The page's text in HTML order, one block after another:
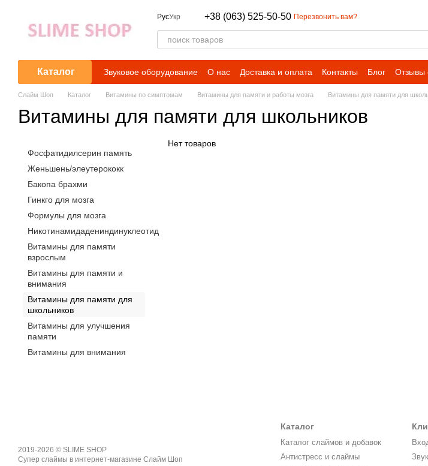
РусУкр +38 (063) 525-50-50 Перезвонить вам?
Каталог Звуковое оборудование О нас Доставка и оплата Контакты Блог Отзывы
Слайм Шоп Каталог Витамины по симптомам Витамины для памяти и работы мозга Витамины для памяти для
Витамины для памяти для школьников
Нет товаров
Фосфатидилсерин память
Женьшень/элеутерококк
Бакопа брахми
Гинкго для мозга
Формулы для мозга
Никотинамидадениндинуклеотид
Витамины для памяти
взрослым
Витамины для памяти и
внимания
Витамины для памяти для
школьников
Витамины для улучшения
памяти
Витамины для внимания
2019-2026 © SLIME SHOP
Супер слаймы в интернет-магазине Слайм Шоп
Каталог
Каталог слаймов и добавок
Антистресс и слаймы